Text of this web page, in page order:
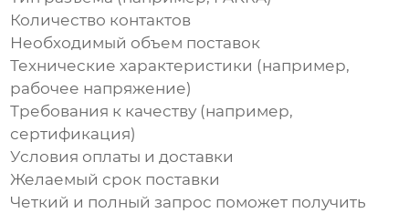
Количество контактов
Необходимый объем поставок
Технические характеристики (например,
рабочее напряжение)
Требования к качеству (например,
сертификация)
Условия оплаты и доставки
Желаемый срок поставки
Четкий и полный запрос поможет получить